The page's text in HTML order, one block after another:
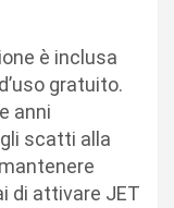
è inclusa
gratuito.
anni
scatti alla
di attivare JET